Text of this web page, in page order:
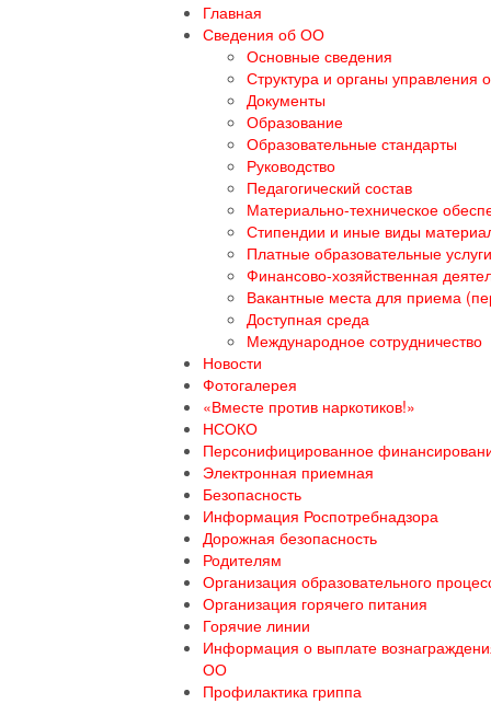
Главная
Сведения об ОО
Основные сведения
Структура и органы управления
Документы
Образование
Образовательные стандарты
Руководство
Педагогический состав
Материально-техническое
Стипендии и иные виды
Платные образовательные услуги
Финансово-хозяйственная
Вакантные места для приема
Доступная среда
Международное сотрудничество
Новости
Фотогалерея
«Вместе против наркотиков!»
НСОКО
Персонифицированное
Электронная приемная
Безопасность
Информация Роспотребнадзора
Дорожная безопасность
Родителям
Организация образовательного
Организация горячего питания
Горячие линии
Информация о выплате
ОО
Профилактика гриппа